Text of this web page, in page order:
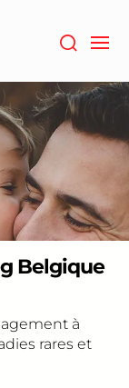
Belgique
à
rares et